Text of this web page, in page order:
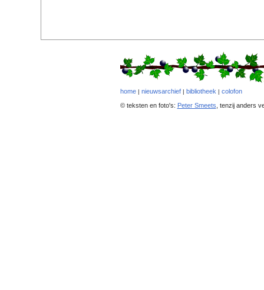
home| nieuwsarchief| bibliotheek | colofon
© teksten en foto's: Peter Smeets , tenzij anders